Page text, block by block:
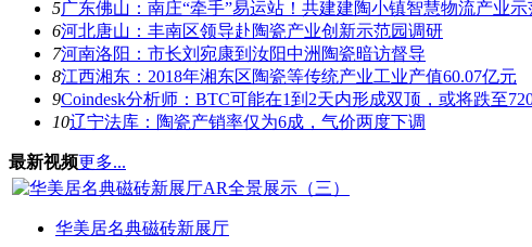
5广东佛山：南庄“牵手”易运站！共建建陶小镇智慧物流产业示
6河北唐山：丰南区领导赴陶瓷产业创新示范园调研
7河南洛阳：市长刘宛康到汝阳中洲陶瓷暗访督导
8江西湘东：2018年湘东区陶瓷等传统产业工业产值60.07亿元
9Coindesk分析师：BTC可能在1到2天内形成双顶，或将跌至
10辽宁法库：陶瓷产销率仅为6成，气价两度下调
最新视频更多...
华美居名典磁砖新展厅